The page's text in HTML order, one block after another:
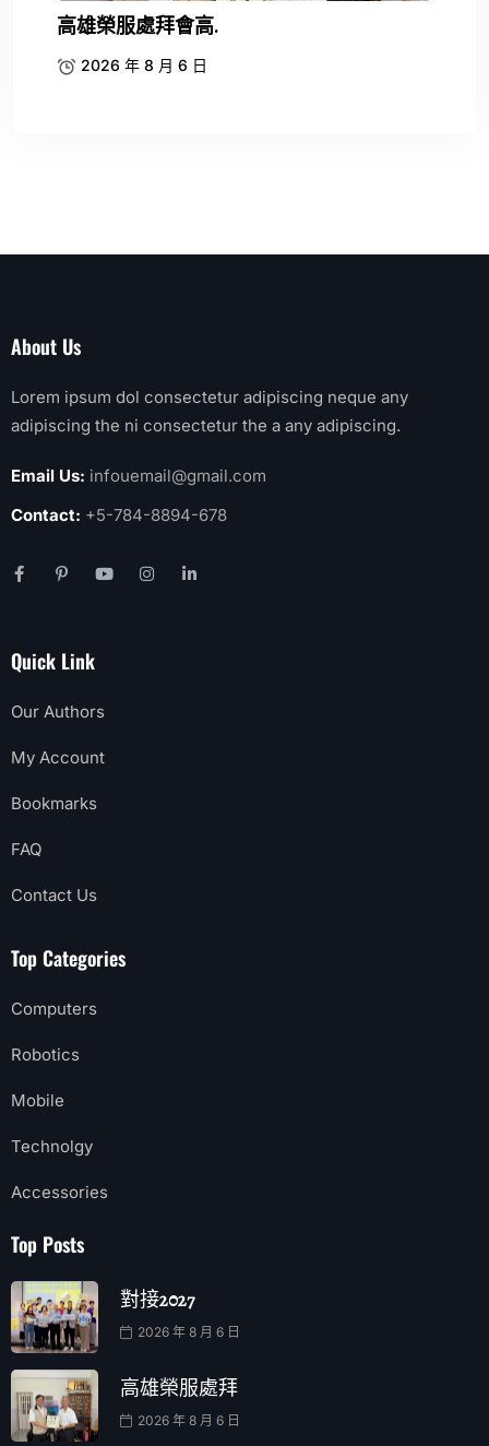
高雄榮服處拜會高.
2026 年 8 月 6 日
About Us
Lorem ipsum dol consectetur adipiscing neque any
adipiscing the ni consectetur the a any adipiscing.
Email Us: infouemail@gmail.com
Contact: +5-784-8894-678
Quick Link
Our Authors
My Account
Bookmarks
FAQ
Contact Us
Top Categories
Computers
Robotics
Mobile
Technolgy
Accessories
Top Posts
對接2027
2026 年 8 月 6 日
高雄榮服處拜
2026 年 8 月 6 日